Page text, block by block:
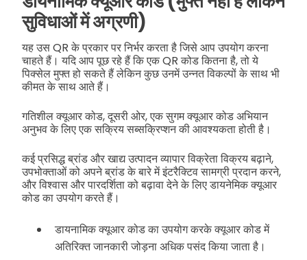
सुविधाओं में अग्रणी)
यह उस QR के प्रकार पर निर्भर करता है जिसे आप उपयोग करना
चाहते हैं। यदि आप पूछ रहे हैं कि एक QR कोड कितना है, तो ये
पिक्सेल मुफ्त हो सकते हैं लेकिन कुछ उनमें उन्नत विकल्पों के साथ भी
कीमत के साथ आते हैं।
गतिशील क्यूआर कोड, दूसरी ओर, एक सुगम क्यूआर कोड अभियान
अनुभव के लिए एक सक्रिय सब्सक्रिप्शन की आवश्यकता होती है।
कई प्रसिद्ध ब्रांड और खाद्य उत्पादन व्यापार विक्रेता विक्रय बढ़ाने,
उपभोक्ताओं को अपने ब्रांड के बारे में इंटरैक्टिव सामग्री प्रदान करने,
और विश्वास और पारदर्शिता को बढ़ावा देने के लिए डायनेमिक क्यूआर
कोड का उपयोग करते हैं।
डायनामिक क्यूआर कोड का उपयोग करके क्यूआर कोड में
अतिरिक्त जानकारी जोड़ना अधिक पसंद किया जाता है।